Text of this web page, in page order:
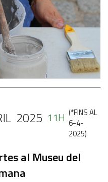
2025 11H (*FINS AL
6-4-
2025)
al Museu del